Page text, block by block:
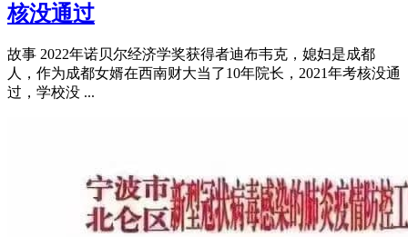
核没通过
故事 2022年诺贝尔经济学奖获得者迪布韦克，媳妇是成都
人，作为成都女婿在西南财大当了10年院长，2021年考核没通
过，学校没 ...